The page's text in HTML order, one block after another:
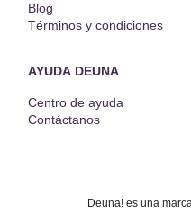
Blog
Términos y condiciones
AYUDA DEUNA
Centro de ayuda
Contáctanos
Deuna! es una